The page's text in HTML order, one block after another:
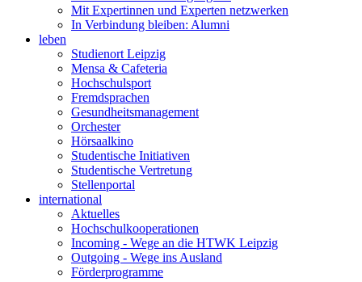
Mit Expertinnen und Experten netzwerken
In Verbindung bleiben: Alumni
leben
Studienort Leipzig
Mensa & Cafeteria
Hochschulsport
Fremdsprachen
Gesundheitsmanagement
Orchester
Hörsaalkino
Studentische Initiativen
Studentische Vertretung
Stellenportal
international
Aktuelles
Hochschulkooperationen
Incoming - Wege an die HTWK Leipzig
Outgoing - Wege ins Ausland
Förderprogramme